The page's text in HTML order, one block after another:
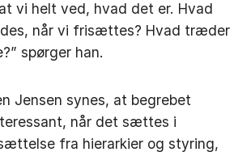
vi helt ved, hvad det er. Hvad
når vi frisættes? Hvad træder
spørger han.
Jensen synes, at begrebet
når det sættes i
fra hierarkier og styring,